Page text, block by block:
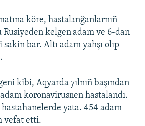
köre, hastalanğanlarnıñ
Rusiyeden kelgen adam ve 6-dan
sakin bar. Altı adam yahşı olıp
kibi, Aqyarda yılnıñ başından
koronavirusnen hastalandı.
yata. 454 adam
vefat etti.